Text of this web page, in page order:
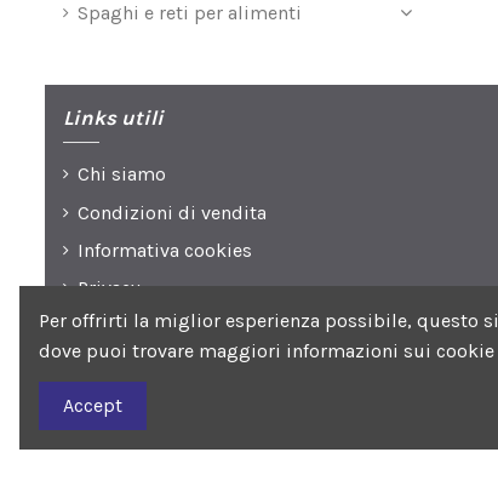
Spaghi e reti per alimenti
Links utili
Chi siamo
Condizioni di vendita
Informativa cookies
Privacy
Per offrirti la miglior esperienza possibile, questo
dove puoi trovare maggiori informazioni sui
Accept